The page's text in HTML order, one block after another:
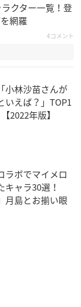
クター一覧！登
網羅
4コメント
小林沙苗さんが
いえば？」TOP1
2022年版】
ラボでマイメロ
キャラ30選！
月島とお揃い眼